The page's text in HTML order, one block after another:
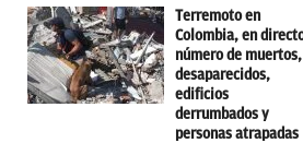
Terremoto en
Colombia, en
número de muertos,
desaparecidos,
edificios
derrumbados y
personas atrapadas